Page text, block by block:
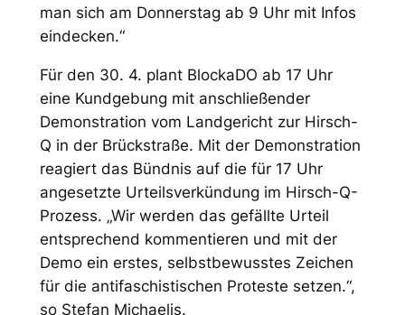
man sich am Donnerstag ab 9 Uhr mit Infos
eindecken.“
Für den 30. 4. plant BlockaDO ab 17 Uhr
eine Kundgebung mit anschließender
Demonstration vom Landgericht zur Hirsch-
Q in der Brückstraße. Mit der Demonstration
reagiert das Bündnis auf die für 17 Uhr
angesetzte Urteilsverkündung im Hirsch-Q-
Prozess. „Wir werden das gefällte Urteil
entsprechend kommentieren und mit der
Demo ein erstes, selbstbewusstes Zeichen
für die antifaschistischen Proteste setzen.“,
so Stefan Michaelis.